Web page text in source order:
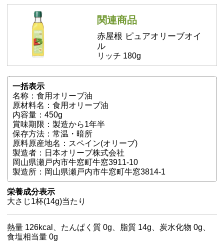
関連商品
赤屋根 ピュアオリーブオイ
ル
リッチ 180g
一括表示
名称：食用オリーブ油
原材料名：食用オリーブ油
内容量：450g
賞味期限：製造から1年半
保存方法：常温・暗所
原料原産地名：スペイン(オリーブ)
製造者：日本オリーブ株式会社
岡山県瀬戸内市牛窓町牛窓3911-10
製造所：岡山県瀬戸内市牛窓町牛窓3814-1
栄養成分表示
大さじ1杯(14g)当たり
熱量 126kcal、たんぱく質 0g、脂質 14g、炭水化物 0g、
食塩相当量 0g